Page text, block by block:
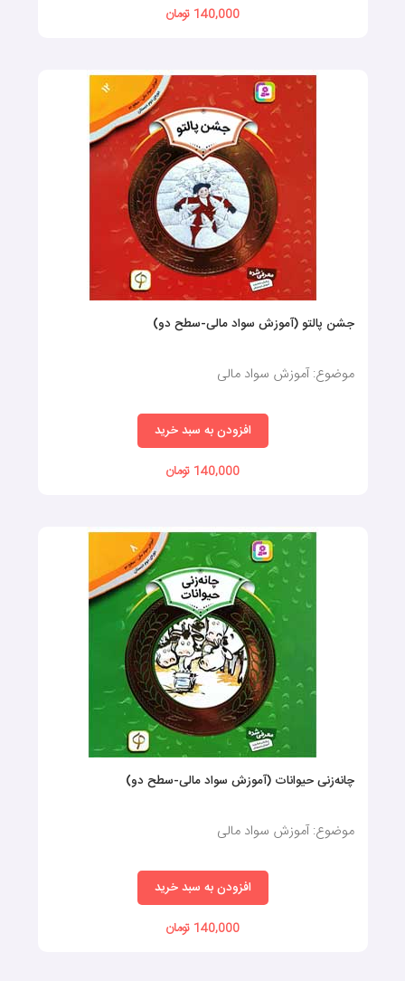
140,000 تومان
جشن پالتو (آموزش سواد مالی-سطح دو)
موضوع: آموزش سواد مالی
افزودن به سبد خرید
140,000 تومان
چانه‌زنی حیوانات (آموزش سواد مالی-سطح دو)
موضوع: آموزش سواد مالی
افزودن به سبد خرید
140,000 تومان